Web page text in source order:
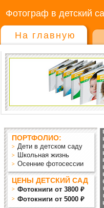
Фотограф в детский
На главную
ПОРТФОЛИО:
Дети в детском саду
Школьная жизнь
Осенние фотосессии
ЦЕНЫ ДЕТСКИЙ САД
Фотокниги от 3800 ₽
Фотокниги от 5000 ₽